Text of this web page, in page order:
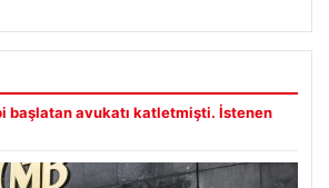
başlatan avukatı katletmişti. İstenen